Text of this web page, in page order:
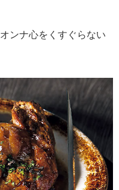
ンナ心をくすぐらない